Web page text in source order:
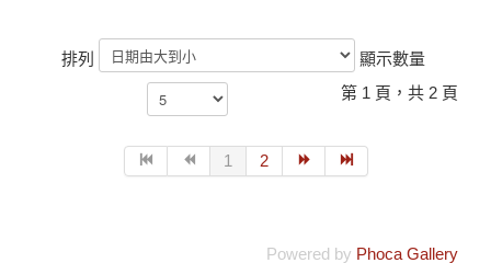
排列
顯示數量
第 1 頁，共 2 頁
1 2
Powered by Phoca Gallery